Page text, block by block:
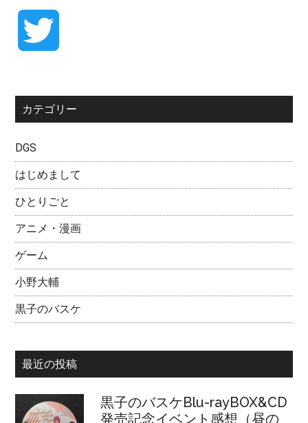
i
t
e
カテゴリー
DGS
はじめまして
ひとりごと
アニメ・漫画
ゲーム
小野大輔
黒子のバスケ
最近の投稿
黒子のバスケBlu-rayBOX&CD
発売記念イベント感想（昼の